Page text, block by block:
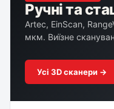
Ручні та
Artec, EinScan,
мкм. Виїзне
Усі 3D сканери →